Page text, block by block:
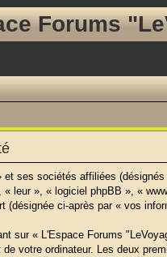
Forums
ses sociétés affiliées
leur », « logiciel phpBB », «
(désignée ci-après par « vos
sur « L'Espace Forums
votre ordinateur. Les deux